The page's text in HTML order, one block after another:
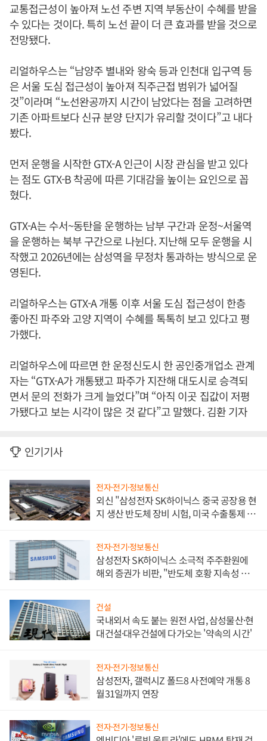
교통접근성이 높아져 노선 주변 지역 부동산이 수혜를 받을
수 있다는 것이다. 특히 노선 끝이 더 큰 효과를 받을 것으로
전망됐다.
리얼하우스는 “남양주 별내와 왕숙 등과 인천대 입구역 등
은 서울 도심 접근성이 높아져 직주근접 범위가 넓어질
것”이라며 “노선완공까지 시간이 남았다는 점을 고려하면
기존 아파트보다 신규 분양 단지가 유리할 것이다”고 내다
봤다.
먼저 운행을 시작한 GTX-A 인근이 시장 관심을 받고 있다
는 점도 GTX-B 착공에 따른 기대감을 높이는 요인으로 꼽
혔다.
GTX-A는 수서~동탄을 운행하는 남부 구간과 운정~서울역
을 운행하는 북부 구간으로 나뉜다. 지난해 모두 운행을 시
작했고 2026년에는 삼성역을 무정차 통과하는 방식으로 운
영된다.
리얼하우스는 GTX-A 개통 이후 서울 도심 접근성이 한층
좋아진 파주와 고양 지역이 수혜를 톡톡히 보고 있다고 평
가했다.
리얼하우스에 따르면 한 운정신도시 한 공인중개업소 관계
자는 “GTX-A가 개통됐고 파주가 지잔해 대도시로 승격되
면서 문의 전화가 크게 늘었다”며 “아직 이곳 집값이 저평
가됐다고 보는 시각이 많은 것 같다”고 말했다. 김환 기자
인기기사
전자·전기·정보통신
외신 "삼성전자 SK하이닉스 중국 공장용 현
지 생산 반도체 장비 시험, 미국 수출통제 대
전자·전기·정보통신
삼성전자 SK하이닉스 소극적 주주환원에
해외 증권가 비판, "반도체 호황 지속성 의
건설
국내외서 속도 붙는 원전 사업, 삼성물산·현
대건설·대우건설에 다가오는 '약속의 시간'
전자·전기·정보통신
삼성전자, 갤럭시Z 폴드8 사전예약 개통 8
월31일까지 연장
전자·전기·정보통신